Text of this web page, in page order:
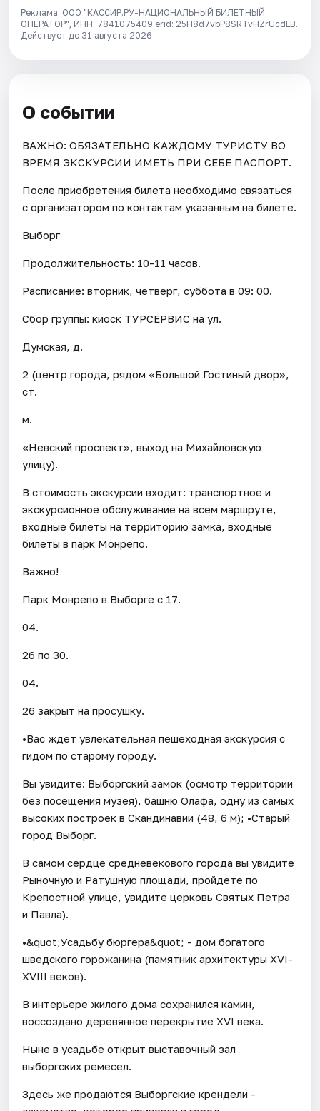
Реклама. ООО "КАССИР.РУ-НАЦИОНАЛЬНЫЙ БИЛЕТНЫЙ
ОПЕРАТОР", ИНН: 7841075409 erid: 25H8d7vbP8SRTvHZrUcdLB.
Действует до 31 августа 2026
О событии
ВАЖНО: ОБЯЗАТЕЛЬНО КАЖДОМУ ТУРИСТУ ВО
ВРЕМЯ ЭКСКУРСИИ ИМЕТЬ ПРИ СЕБЕ ПАСПОРТ.
После приобретения билета необходимо связаться
с организатором по контактам указанным на билете.
Выборг
Продолжительность: 10-11 часов.
Расписание: вторник, четверг, суббота в 09: 00.
Сбор группы: киоск ТУРСЕРВИС на ул.
Думская, д.
2 (центр города, рядом «Большой Гостиный двор»,
ст.
м.
«Невский проспект», выход на Михайловскую
улицу).
В стоимость экскурсии входит: транспортное и
экскурсионное обслуживание на всем маршруте,
входные билеты на территорию замка, входные
билеты в парк Монрепо.
Важно!
Парк Монрепо в Выборге с 17.
04.
26 по 30.
04.
26 закрыт на просушку.
•Вас ждет увлекательная пешеходная экскурсия с
гидом по старому городу.
Вы увидите: Выборгский замок (осмотр территории
без посещения музея), башню Олафа, одну из самых
высоких построек в Скандинавии (48, 6 м); •Старый
город Выборг.
В самом сердце средневекового города вы увидите
Рыночную и Ратушную площади, пройдете по
Крепостной улице, увидите церковь Святых Петра
и Павла).
•&quot;Усадьбу бюргера&quot; - дом богатого
шведского горожанина (памятник архитектуры XVI-
XVIII веков).
В интерьере жилого дома сохранился камин,
воссоздано деревянное перекрытие XVI века.
Ныне в усадьбе открыт выставочный зал
выборгских ремесел.
Здесь же продаются Выборгские крендели -